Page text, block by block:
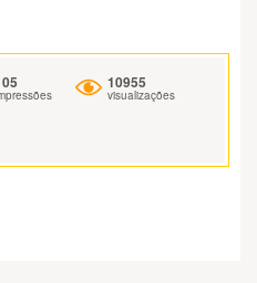
10955
visualizações